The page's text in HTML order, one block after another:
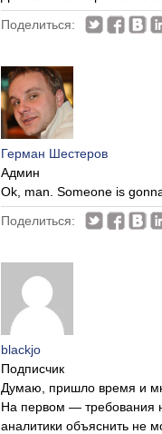
Поделиться:
Герман Шестеров
Админ
Ok, man. Someone is
Поделиться:
blackjo
Подписчик
Думаю, пришло время и
На первом — требования
аналитики объяснить не